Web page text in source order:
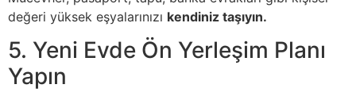
değeri yüksek eşyalarınızı kendiniz taşıyın.
5. Yeni Evde Ön Yerleşim Planı
Yapın